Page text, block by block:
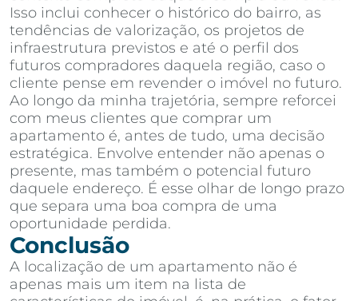
Isso inclui conhecer o histórico do bairro, as
tendências de valorização, os projetos de
infraestrutura previstos e até o perfil dos
futuros compradores daquela região, caso o
cliente pense em revender o imóvel no futuro.
Ao longo da minha trajetória, sempre reforcei
com meus clientes que comprar um
apartamento é, antes de tudo, uma decisão
estratégica. Envolve entender não apenas o
presente, mas também o potencial futuro
daquele endereço. É esse olhar de longo prazo
que separa uma boa compra de uma
oportunidade perdida.
Conclusão
A localização de um apartamento não é
apenas mais um item na lista de